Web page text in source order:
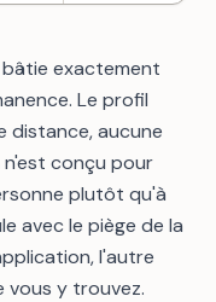
exactement
Le profil
distance, aucune
n'est conçu pour
plutôt qu'à
avec le piège de la
l'autre
vous y trouvez.